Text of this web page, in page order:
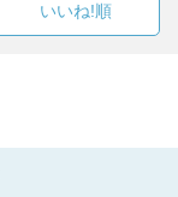
いいね!順